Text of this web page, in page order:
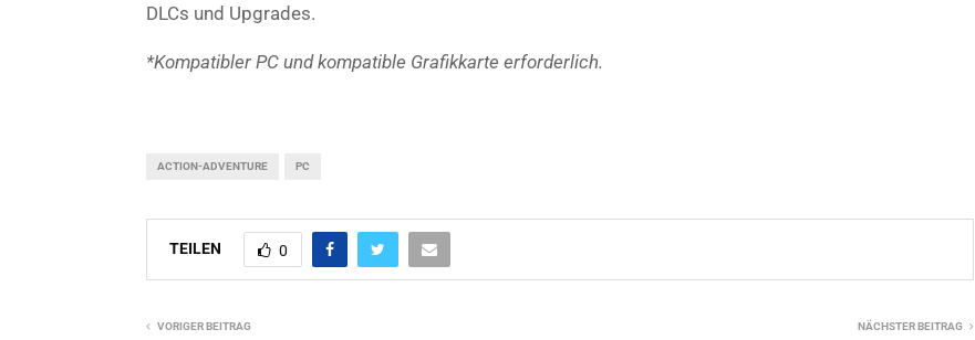
DLCs und Upgrades.
*Kompatibler PC und kompatible Grafikkarte erforderlich.
ACTION-ADVENTURE PC
TEILEN 0
VORIGER BEITRAG NÄCHSTER BEITRAG